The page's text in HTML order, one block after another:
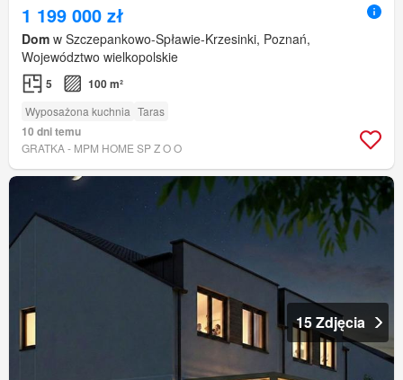
1 199 000 zł
Dom w Szczepankowo-Spławie-Krzesinki, Poznań,
Województwo wielkopolskie
5 100 m²
Wyposażona kuchnia Taras
10 dni temu
GRATKA - MPM HOME SP Z O O
15 Zdjęcia